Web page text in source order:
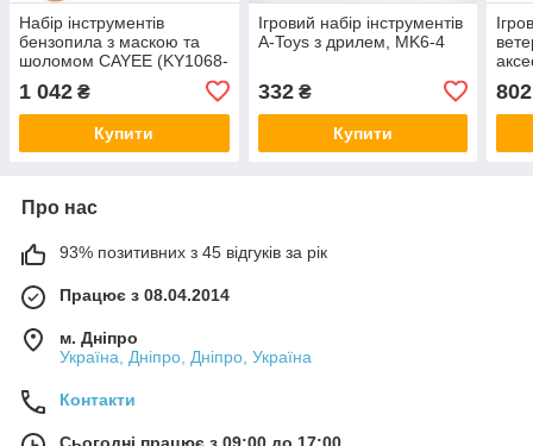
Набір інструментів
бензопила з маскою та
шоломом CAYEE (KY1068-
1 042 ₴
Купити
Ігровий набір інструментів
A-Toys з дрилем, MK6-4
332₴
Купити
802
Про нас
93% позитивних з 45 відгуків за рік
Працює з 08.04.2014
м. Дніпро
Україна, Дніпро, Дніпро, Україна
Контакти